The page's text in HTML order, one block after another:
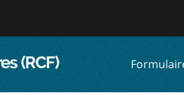
(RCF)